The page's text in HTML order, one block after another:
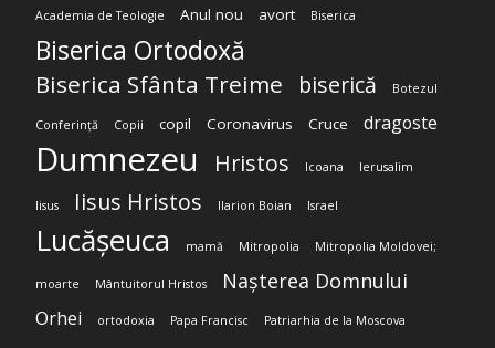
Academia de Teologie Anul nou avort Biserica
Biserica Ortodoxă
Biserica Sfânta Treime biserică Botezul
Conferință Copii copil Coronavirus Cruce dragoste
Dumnezeu Hristos Icoana Ierusalim
Iisus Iisus Hristos Ilarion Boian Israel
Lucășeuca mamă Mitropolia Mitropolia Moldovei;
moarte Mântuitorul Hristos Nașterea Domnului
Orhei ortodoxia Papa Francisc Patriarhia de la Moscova